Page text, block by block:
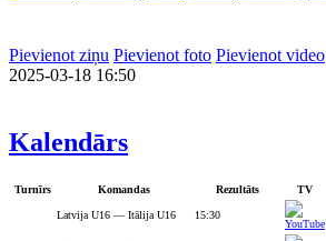
Pievienot ziņu Pievienot foto Pievienot video
2025-03-18 16:50
Kalendārs
Turnīrs Komandas Rezultāts TV
Latvija U16 — Itālija U16 15:30